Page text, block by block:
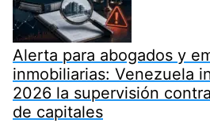
Alerta para abogados y
inmobiliarias: Venezuela
2026 la supervisión
de capitales